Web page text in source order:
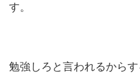
す。
勉強しろと言われるからす